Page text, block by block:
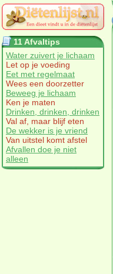
11 Afvaltips
Water zuivert je lichaam
Let op je voeding
Eet met regelmaat
Wees een doorzetter
Beweeg je lichaam
Ken je maten
Drinken, drinken, drinken
Val af, maar blijf eten
De wekker is je vriend
Van uitstel komt afstel
Afvallen doe je niet
alleen